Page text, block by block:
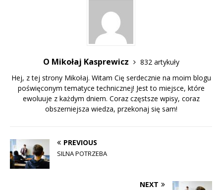
O Mikołaj Kasprewicz
832 artykuły
Hej, z tej strony Mikołaj. Witam Cię serdecznie na moim blogu
poświęconym tematyce technicznej! Jest to miejsce, które
ewoluuje z każdym dniem. Coraz częstsze wpisy, coraz
obszerniejsza wiedza, przekonaj się sam!
PREVIOUS
SILNA POTRZEBA
NEXT